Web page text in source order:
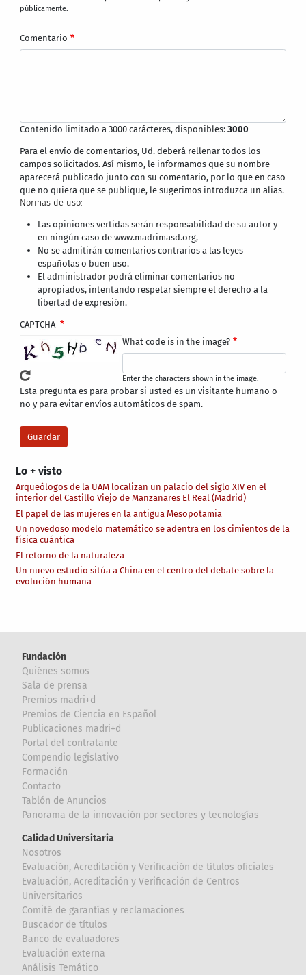
Lo + visto
Arqueólogos de la UAM localizan un palacio del siglo XIV en el
interior del Castillo Viejo de Manzanares El Real (Madrid)
El papel de las mujeres en la antigua Mesopotamia
Un novedoso modelo matemático se adentra en los cimientos de la
física cuántica
El retorno de la naturaleza
Un nuevo estudio sitúa a China en el centro del debate sobre la
evolución humana
públicamente.
Comentario
Contenido limitado a 3000 carácteres, disponibles:3000
Para el envío de comentarios, Ud. deberá rellenar todos los
campos solicitados. Así mismo, le informamos que su nombre
aparecerá publicado junto con su comentario, por lo que en caso
que no quiera que se publique, le sugerimos introduzca un alias.
Normas de uso:
Las opiniones vertidas serán responsabilidad de su autor y
en ningún caso de www.madrimasd.org,
No se admitirán comentarios contrarios a las leyes
españolas o buen uso.
El administrador podrá eliminar comentarios no
apropiados, intentando respetar siempre el derecho a la
libertad de expresión.
CAPTCHA
What code is in the image?
Enter the characters shown in the image.
Esta pregunta es para probar si usted es un visitante humano o
no y para evitar envíos automáticos de spam.
Fundación
Quiénes somos
Sala de prensa
Premios madri+d
Premios de Ciencia en Español
Publicaciones madri+d
Portal del contratante
Compendio legislativo
Formación
Contacto
Tablón de Anuncios
Panorama de la innovación por sectores y tecnologías
Calidad Universitaria
Nosotros
Evaluación, Acreditación y Verificación de títulos oficiales
Evaluación, Acreditación y Verificación de Centros
Universitarios
Comité de garantías y reclamaciones
Buscador de títulos
Banco de evaluadores
Evaluación externa
Análisis Temático